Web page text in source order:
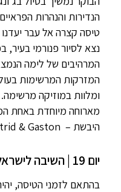
הנדירות והנהרות
טיסה קצרה אל עבר
נצא לסיור פנורמי
המרהיבים של לימה
המזרקות המרשימות
ומלוות במוזיקה
מארוחה מיוחדת באחת
היבשת – Astrid & Gaston.
יום 19 | השיבה לישראל
בהתאם לזמני הטיסה,